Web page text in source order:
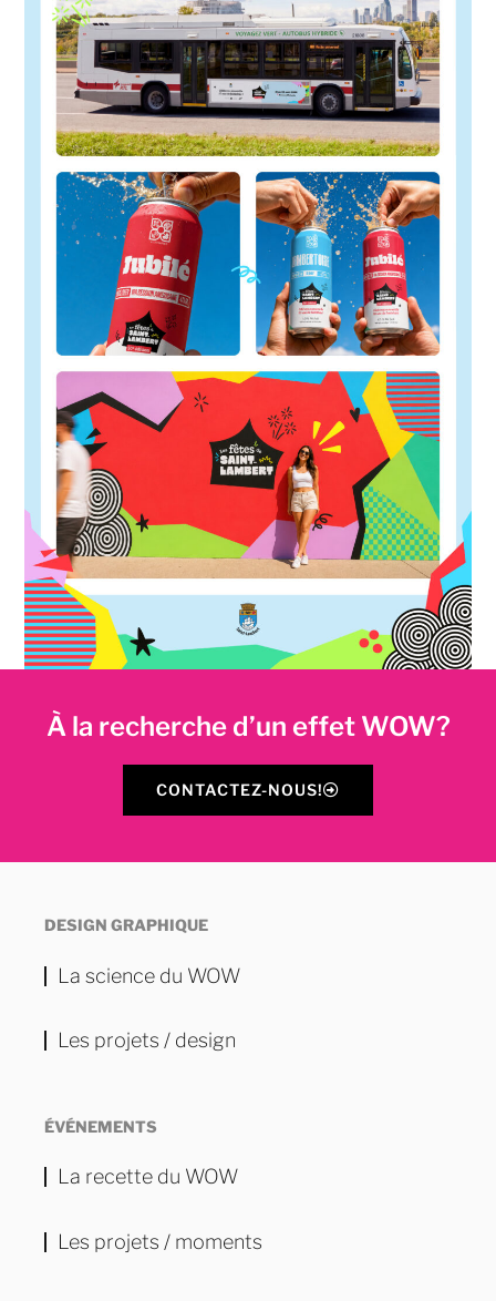
À la recherche d’un effet WOW?
CONTACTEZ-NOUS!
DESIGN GRAPHIQUE
La science du WOW
Les projets / design
ÉVÉNEMENTS
La recette du WOW
Les projets / moments